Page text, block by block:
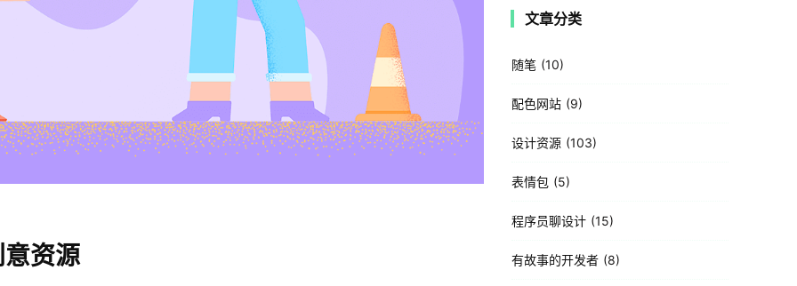
资源
文章分类
随笔 10
配色网站 9
设计资源 103
表情包 5
程序员聊设计 15
有故事的开发者 8